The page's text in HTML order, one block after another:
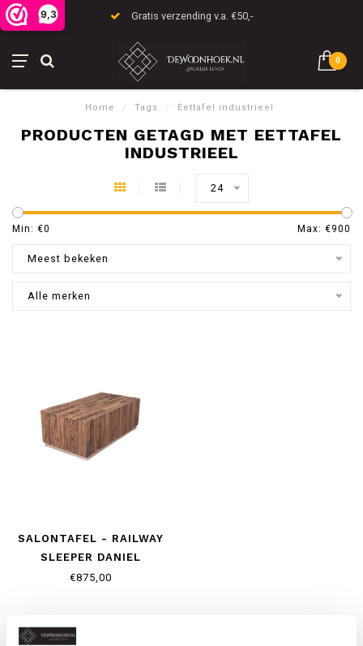
9,3 Gratis verzending v.a. €50,-
0
Home / Tags / Eettafel industrieel
PRODUCTEN GETAGD MET EETTAFEL
INDUSTRIEEL
24
Min: €0 Max: €900
Meest bekeken
Alle merken
SALONTAFEL - RAILWAY
SLEEPER DANIEL
€875,00